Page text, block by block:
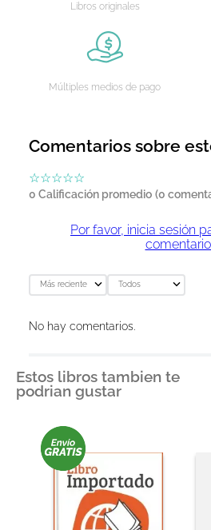
Libros originales
Múltiples medios de pago
Comentarios sobre
☆☆☆☆☆
0 Calificación promedio (0
Por favor, inicia sesión
Más reciente Todos
No hay comentarios.
Estos libros tambien te
podrian gustar